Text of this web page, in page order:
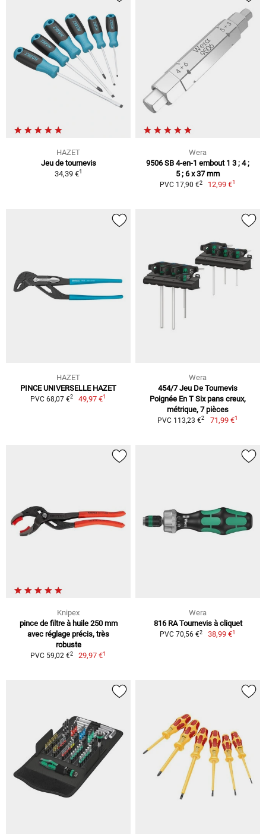
HAZET
Jeu de tournevis
34,39 €1
Wera
9506 SB 4-en-1 embout 1 3 ; 4 ;
5 ; 6 x 37 mm
PVC 17,90 €2 12,99 €1
HAZET
PINCE UNIVERSELLE HAZET
PVC 68,07 €2 49,97 €1
Wera
454/7 Jeu De Tournevis
Poignée En T Six pans creux,
métrique, 7 pièces
PVC 113,23 €2 71,99 €1
Knipex
pince de filtre à huile 250 mm
avec réglage précis, très
robuste
PVC 59,02 €2 29,97 €1
Wera
816 RA Tournevis à cliquet
PVC 70,56 €2 38,99 €1